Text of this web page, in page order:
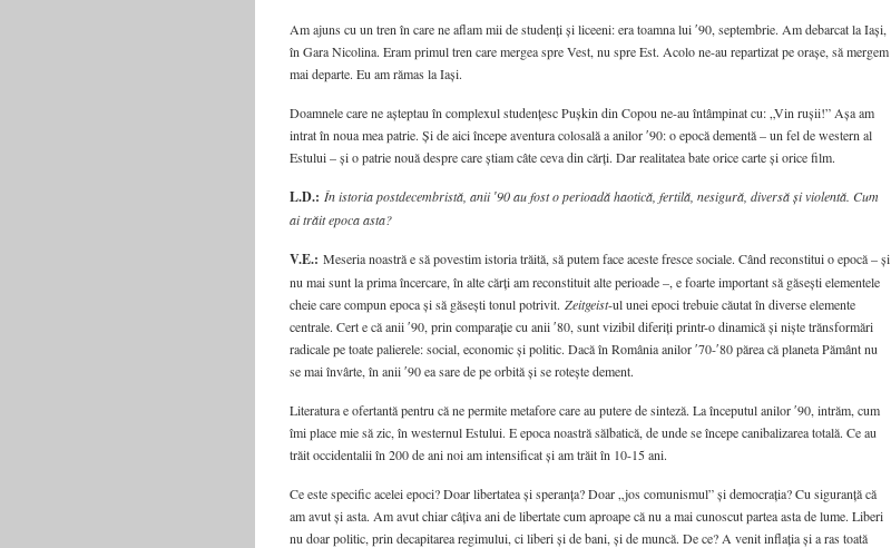
Am ajuns cu un tren în care ne aflam mii de studenți și liceeni: era toamna lui ʹ90, septembrie. Am debarcat la Iași,
în Gara Nicolina. Eram primul tren care mergea spre Vest, nu spre Est. Acolo ne-au repartizat pe orașe, să mergem
mai departe. Eu am rămas la Iași.
Doamnele care ne așteptau în complexul studențesc Pușkin din Copou ne-au întâmpinat cu: „Vin rușii!” Așa am
intrat în noua mea patrie. Și de aici începe aventura colosală a anilor ʹ90: o epocă dementă – un fel de western al
Estului – și o patrie nouă despre care știam câte ceva din cărți. Dar realitatea bate orice carte și orice film.
L.D.: În istoria postdecembristă, anii ʹ90 au fost o perioadă haotică, fertilă, nesigură, diversă și violentă. Cum
ai trăit epoca asta?
V.E.: Meseria noastră e să povestim istoria trăită, să putem face aceste fresce sociale. Când reconstitui o epocă – și
nu mai sunt la prima încercare, în alte cărți am reconstituit alte perioade –, e foarte important să găsești elementele
cheie care compun epoca și să găsești tonul potrivit. Zeitgeist-ul unei epoci trebuie căutat în diverse elemente
centrale. Cert e că anii ʹ90, prin comparație cu anii ʹ80, sunt vizibil diferiți printr-o dinamică și niște trănsformări
radicale pe toate palierele: social, economic și politic. Dacă în România anilor ʹ70-ʹ80 părea că planeta Pământ nu
se mai învârte, în anii ʹ90 ea sare de pe orbită și se rotește dement.
Literatura e ofertantă pentru că ne permite metafore care au putere de sinteză. La începutul anilor ʹ90, intrăm, cum
îmi place mie să zic, în westernul Estului. E epoca noastră sălbatică, de unde se începe canibalizarea totală. Ce au
trăit occidentalii în 200 de ani noi am intensificat și am trăit în 10-15 ani.
Ce este specific acelei epoci? Doar libertatea și speranța? Doar „jos comunismul” și democrația? Cu siguranță că
am avut și asta. Am avut chiar câțiva ani de libertate cum aproape că nu a mai cunoscut partea asta de lume. Liberi
nu doar politic, prin decapitarea regimului, ci liberi și de bani, și de muncă. De ce? A venit inflația și a ras toată